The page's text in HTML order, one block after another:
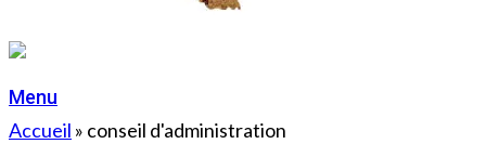
Menu
Accueil » conseil d'administration